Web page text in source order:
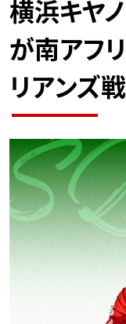
横浜キヤ
が南アフ
リアンズ